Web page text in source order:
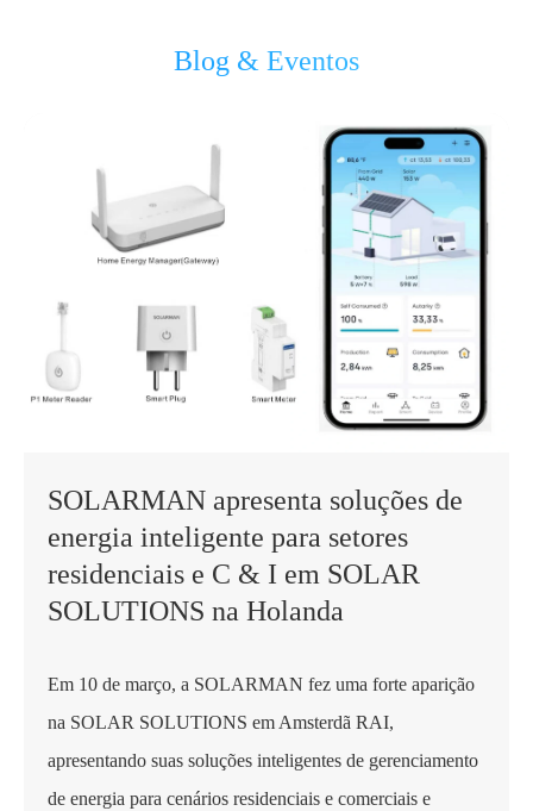
Blog & Eventos
SOLARMAN apresenta soluções de
energia inteligente para setores
residenciais e C & I em SOLAR
SOLUTIONS na Holanda
Em 10 de março, a SOLARMAN fez uma forte aparição
na SOLAR SOLUTIONS em Amsterdã RAI,
apresentando suas soluções inteligentes de gerenciamento
de energia para cenários residenciais e comerciais e